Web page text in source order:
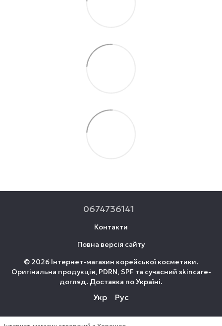
0674736141
Контакти
Повна версія сайту
© 2026 Інтернет-магазин корейської косметики.
Оригінальна продукція, PDRN, SPF та сучасний skincare-
догляд. Доставка по Україні.
Укр Рус